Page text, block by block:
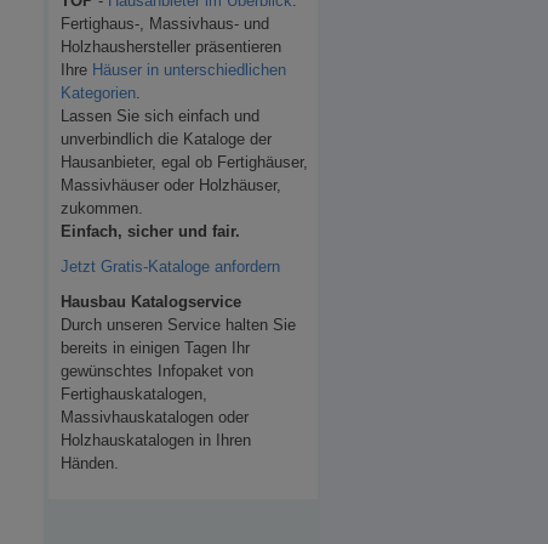
Fertighaus-, Massivhaus- und
Holzhaushersteller präsentieren
Ihre Häuser in unterschiedlichen
Kategorien
Lassen Sie sich einfach und
unverbindlich die Kataloge der
Hausanbieter, egal ob Fertighäuser,
Massivhäuser oder Holzhäuser,
zukommen.
Einfach, sicher und fair.
Jetzt Gratis-Kataloge anfordern
Hausbau Katalogservice
Durch unseren Service halten Sie
bereits in einigen Tagen Ihr
gewünschtes Infopaket von
Fertighauskatalogen,
Massivhauskatalogen oder
Holzhauskatalogen in Ihren
Händen.